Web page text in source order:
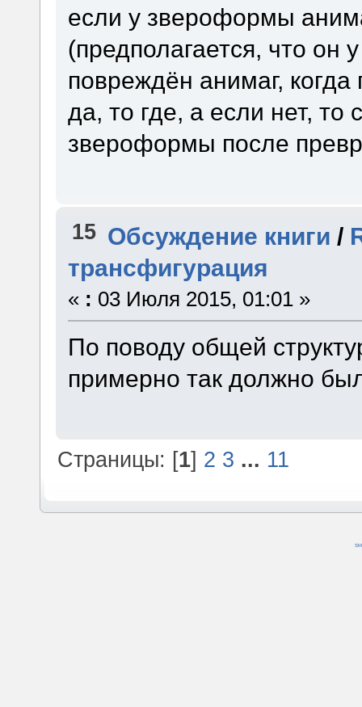
если у звероформы
(предполагается, что он
повреждён анимаг,
да, то где, а если нет,
звероформы после
15 Обсуждение книги /
трансфигурация
« : 03 Июля 2015, 01:01 »
По поводу общей
примерно так должно
Страницы: [1] 2 3 ... 11